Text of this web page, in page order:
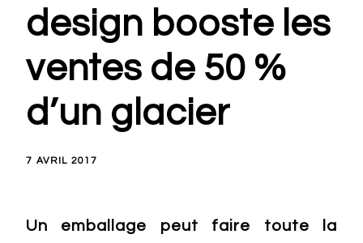
design booste les
ventes de 50 %
d’un glacier
7 AVRIL 2017
Un emballage peut faire toute la